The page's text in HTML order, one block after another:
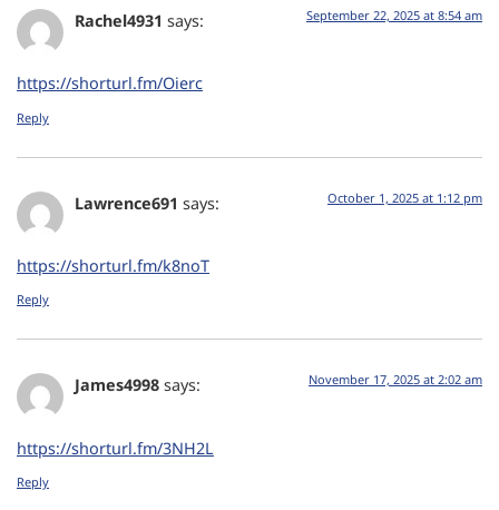
Rachel4931 says: September 22, 2025 at 8:54 am
https://shorturl.fm/Oierc
Reply
Lawrence691 says: October 1, 2025 at 1:12 pm
https://shorturl.fm/k8noT
Reply
James4998 says: November 17, 2025 at 2:02 am
https://shorturl.fm/3NH2L
Reply